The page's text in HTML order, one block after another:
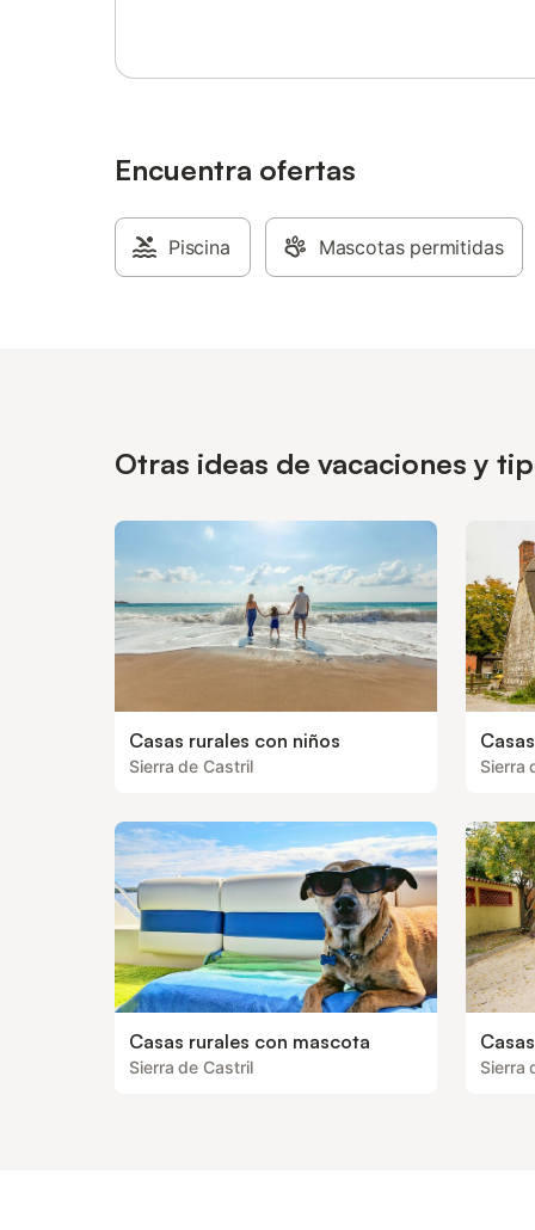
Encuentra ofertas
Piscina Mascotas permitidas
Otras ideas de vacaciones y
Casas rurales con niños
Sierra de Castril Sierra
Casas rurales con mascota
Sierra de Castril Sierra